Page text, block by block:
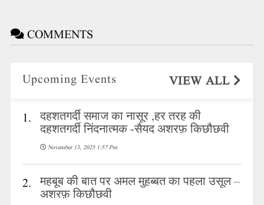
COMMENTS
Upcoming Events VIEW ALL
1. दहशतगर्दी समाज का नासूर ,हर तरह की
दहशतगर्दी निंदनात्मक -सैयद अशरफ़ किछौछवी
November 13, 2025 1:57 Pm
2. महबूब की बात पर अमल मुहब्बत का पहला उसूल –
अशरफ़ किछौछवी